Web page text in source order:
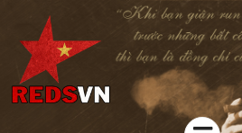
Kênh chia sẻ tri thức cộng đồng